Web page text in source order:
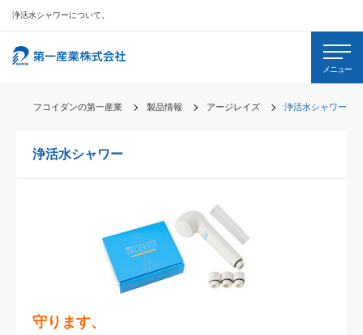
浄活水シャワーについて。
メニュー
フコイダンの第一産業 製品情報 アージレイズ 浄活水シャワー
浄活水シャワー
守ります、